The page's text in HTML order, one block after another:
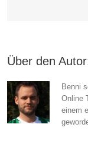
Über den
Benni
Online
einem